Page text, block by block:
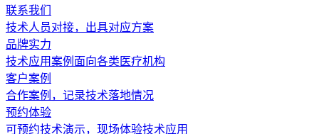
联系我们
技术人员对接，出具对应方案
品牌实力
技术应用案例面向各类医疗机构
客户案例
合作案例，记录技术落地情况
预约体验
可预约技术演示，现场体验技术应用